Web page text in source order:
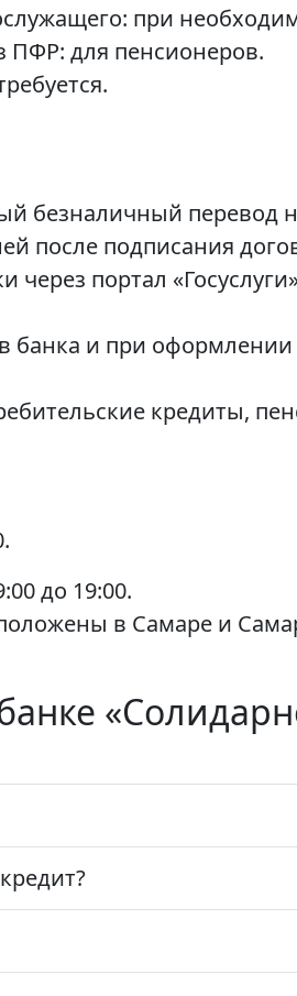
при
ПФР: для пенсионеров.
безналичный перевод
после подписания
портал
банка и при
кредиты,
до 19:00.
в Самаре и